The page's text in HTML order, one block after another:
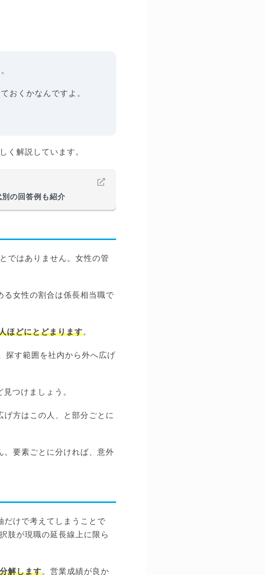
おくかなんですよ。
く解説しています。
の回答例も紹介
ではありません。女性の管
る女性の割合は係長相当職で
ほどにとどまります。
探す範囲を社内から外へ広げ
つけましょう。
方はこの人、と部分ごとに
。要素ごとに分ければ、意外
だけで考えてしまうことで
肢が現職の延長線上に限ら
解します。営業成績が良か